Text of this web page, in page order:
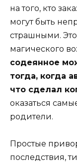
на того, кто
могут быть
страшными.
магического
содеянное
тогда, когда
что сделал
оказаться
родители.
Простые
последствия,